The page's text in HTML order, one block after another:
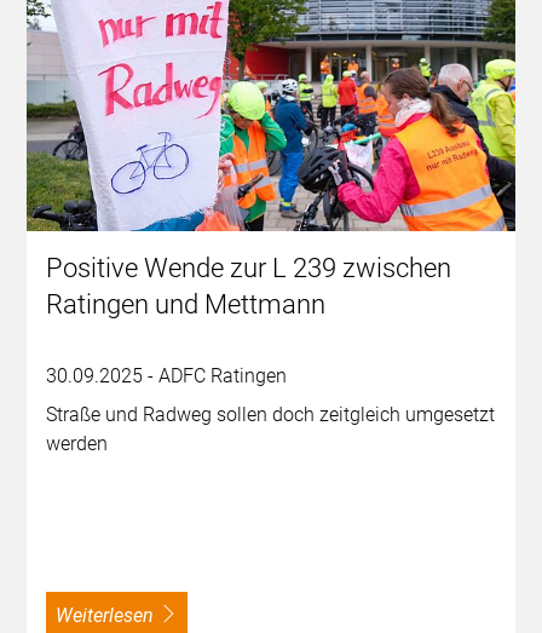
Positive Wende zur L 239 zwischen
Ratingen und Mettmann
30.09.2025 - ADFC Ratingen
Straße und Radweg sollen doch zeitgleich umgesetzt
werden
weiterlesen